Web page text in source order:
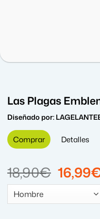
Las Plagas
Diseñado por:
Comprar Detalles
18,90€ El
precio
16,99